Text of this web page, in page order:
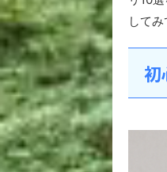
してみ
初